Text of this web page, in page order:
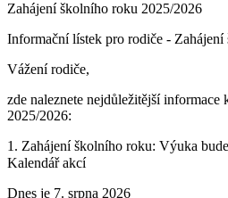
Zahájení školního roku 2025/2026
Informační lístek pro rodiče -
Vážení rodiče,
zde naleznete nejdůležitější informace
2025/2026:
1. Zahájení školního roku: Výuka
2025. Tento den končí po 1.
Kalendář akcí
Dnes je 7. srpna 2026